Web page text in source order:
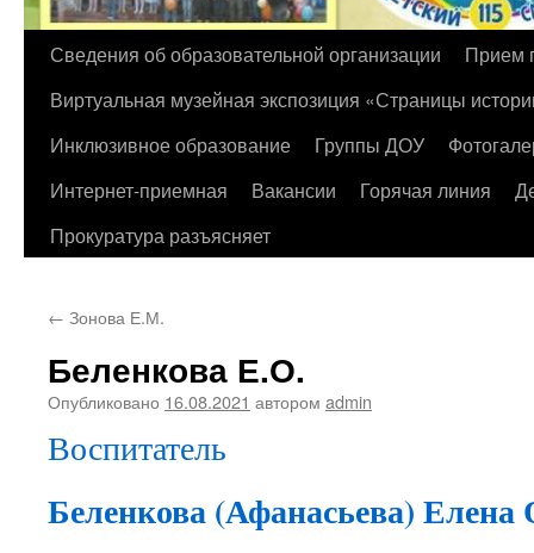
Перейти
содержимому
Сведения об образовательной организации
Прием
Виртуальная музейная экспозиция «Страницы
Инклюзивное образование
Группы ДОУ
Интернет-приемная
Вакансии Горячая линия
Прокуратура разъясняет
← Зонова Е.М.
Беленкова Е.О.
Опубликовано 16.08.2021 автором admin
Воспитатель
Беленкова (Афанасьева) Елена